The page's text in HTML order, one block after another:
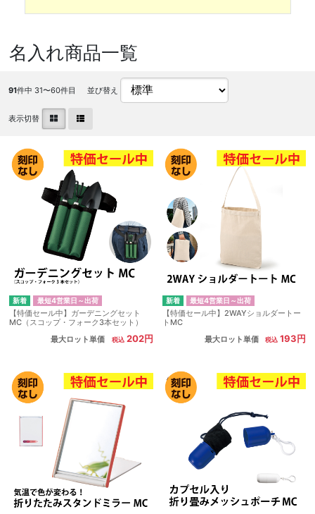
名入れ商品一覧
91件中 31〜60件目 並び替え
表示切替
最短4営業日～出荷
【特価セール中】ガーデニングセット
MC（スコップ・フォーク3本セット）
最大ロット単価
202円
最短4営業日～出荷
【特価セール中】2WAYショルダートー
トMC
最大ロット単価
193円